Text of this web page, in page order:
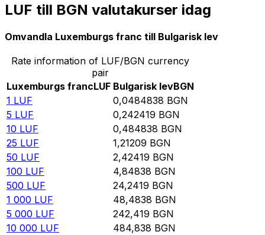
LUF till BGN valutakurser idag
Omvandla Luxemburgs franc till Bulgarisk lev
Rate information of LUF/BGN currency
pair
Luxemburgs francLUF Bulgarisk levBGN
1 LUF 0,0484838 BGN
5 LUF 0,242419 BGN
10 LUF 0,484838 BGN
25 LUF 1,21209 BGN
50 LUF 2,42419 BGN
100 LUF 4,84838 BGN
500 LUF 24,2419 BGN
1 000 LUF 48,4838 BGN
5 000 LUF 242,419 BGN
10 000 LUF 484,838 BGN